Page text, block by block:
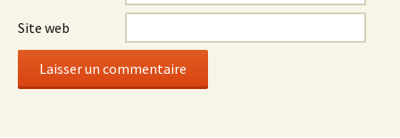
Site web